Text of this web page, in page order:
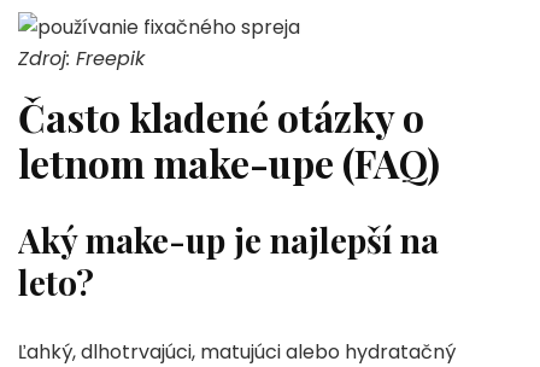
Zdroj: Freepik
Často kladené otázky o
letnom make-upe (FAQ)
Aký make-up je najlepší na
leto?
Ľahký, dlhotrvajúci, matujúci alebo hydratačný